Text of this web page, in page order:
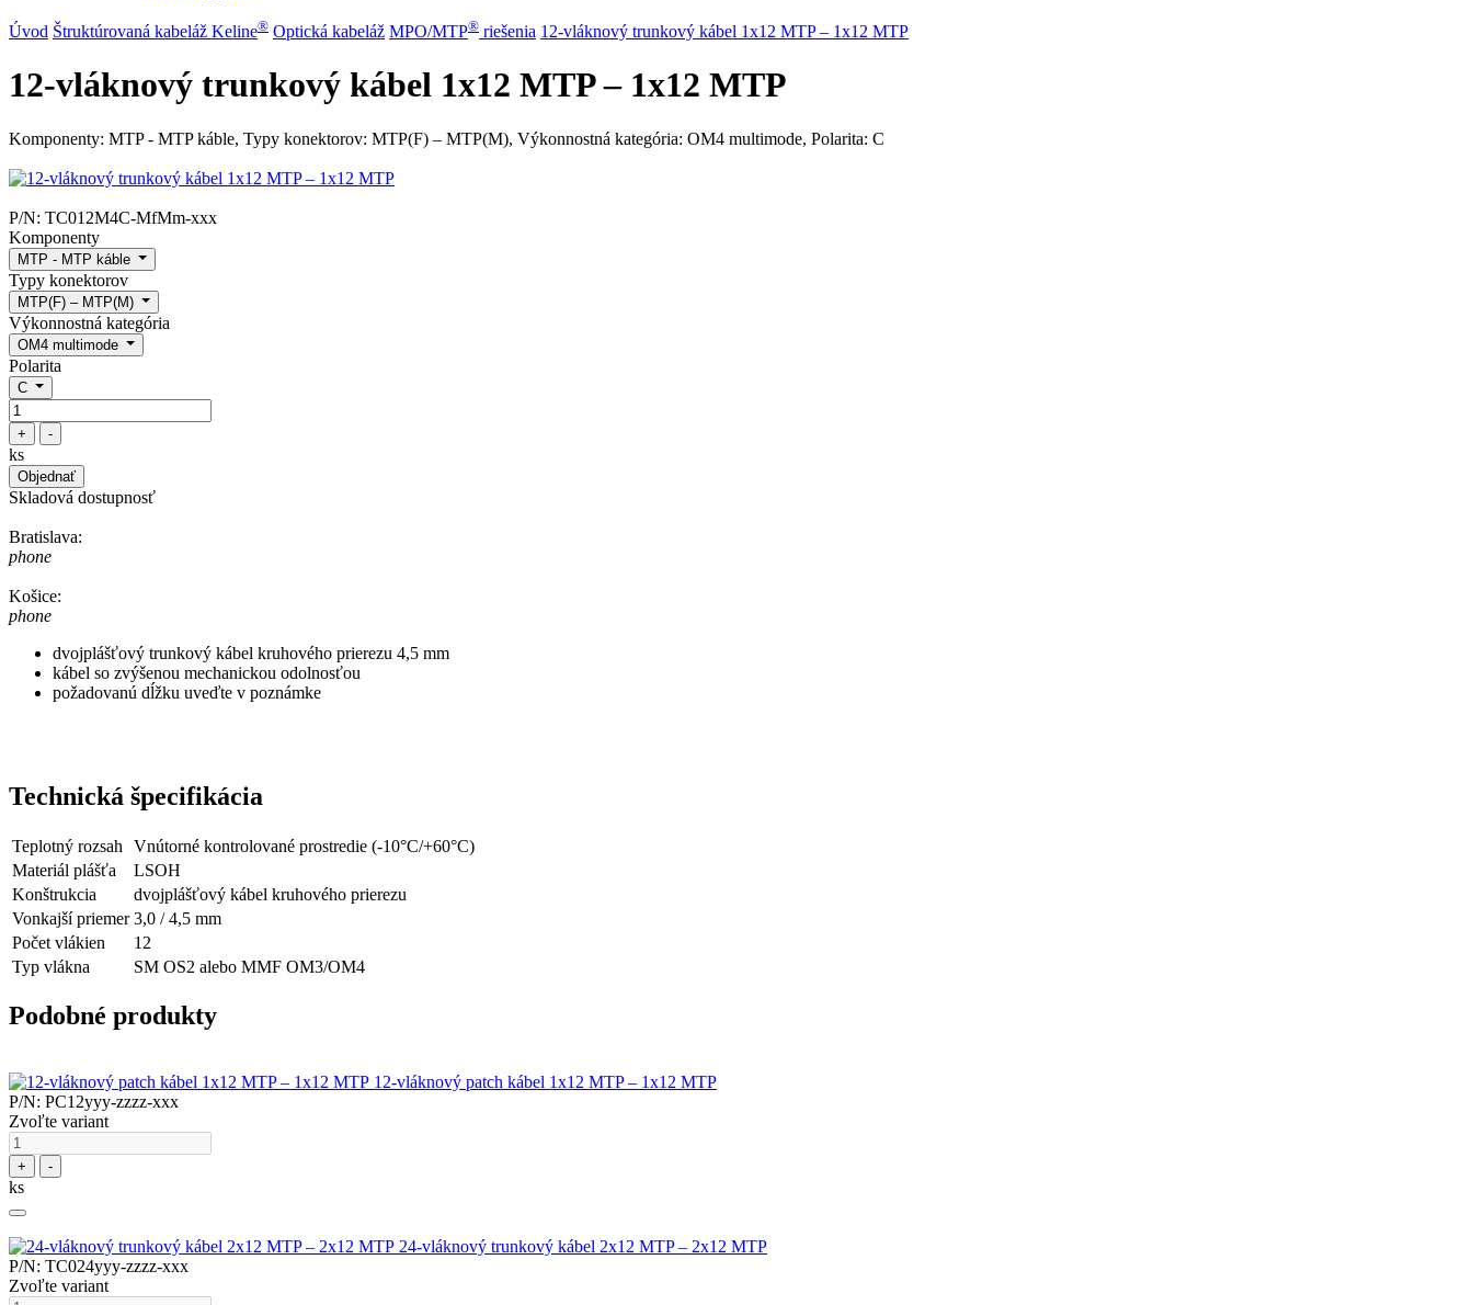
Úvod Štruktúrovaná kabeláž Keline® Optická kabeláž MPO/MTP® ​ riešenia 12-vláknový trunkový kábel 1x12 MTP – 1x12 MTP
12-vláknový trunkový kábel 1x12 MTP – 1x12 MTP
Komponenty: MTP - MTP káble, Typy konektorov: MTP(F) – MTP(M), Výkonnostná kategória: OM4 multimode, Polarita: C
P/N: TC012M4C-MfMm-xxx
Komponenty
MTP - MTP káble
Typy konektorov
MTP(F) – MTP(M)
Výkonnostná kategória
OM4 multimode
Polarita
C
+ -
ks
Objednať
Skladová dostupnosť
Bratislava:
phone
Košice:
phone
dvojplášťový trunkový kábel kruhového prierezu 4,5 mm
kábel so zvýšenou mechanickou odolnosťou
požadovanú dĺžku uveďte v poznámke
Technická špecifikácia
Teplotný rozsah
Vnútorné kontrolované prostredie (-10°C/+60°C)
Materiál plášťa
LSOH
Konštrukcia
dvojplášťový kábel kruhového prierezu
Vonkajší priemer 3,0 / 4,5 mm
Počet vlákien
12
Typ vlákna
SM OS2 alebo MMF OM3/OM4
Podobné produkty
12-vláknový patch kábel 1x12 MTP – 1x12 MTP
P/N: PC12yyy-zzzz-xxx
Zvoľte variant
+ -
ks
24-vláknový trunkový kábel 2x12 MTP – 2x12 MTP
P/N: TC024yyy-zzzz-xxx
Zvoľte variant